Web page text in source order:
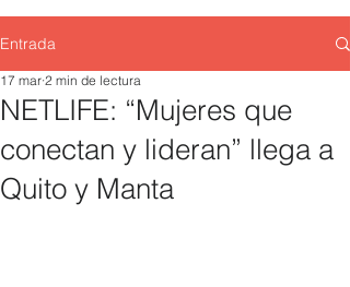
Entrada
NETLIFE: “Mujeres que
conectan y lideran” llega a
Quito y Manta
17 mar 2 min de lectura